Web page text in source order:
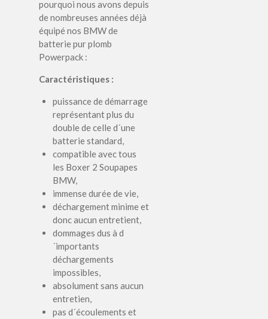
pourquoi nous avons depuis
de nombreuses années déjà
équipé nos BMW de
batterie pur plomb
Powerpack :
Caractéristiques :
puissance de démarrage
représentant plus du
double de celle d´une
batterie standard,
compatible avec tous
les Boxer 2 Soupapes
BMW,
immense durée de vie,
déchargement minime et
donc aucun entretient,
dommages dus à d
´importants
déchargements
impossibles,
absolument sans aucun
entretien,
pas d´écoulements et